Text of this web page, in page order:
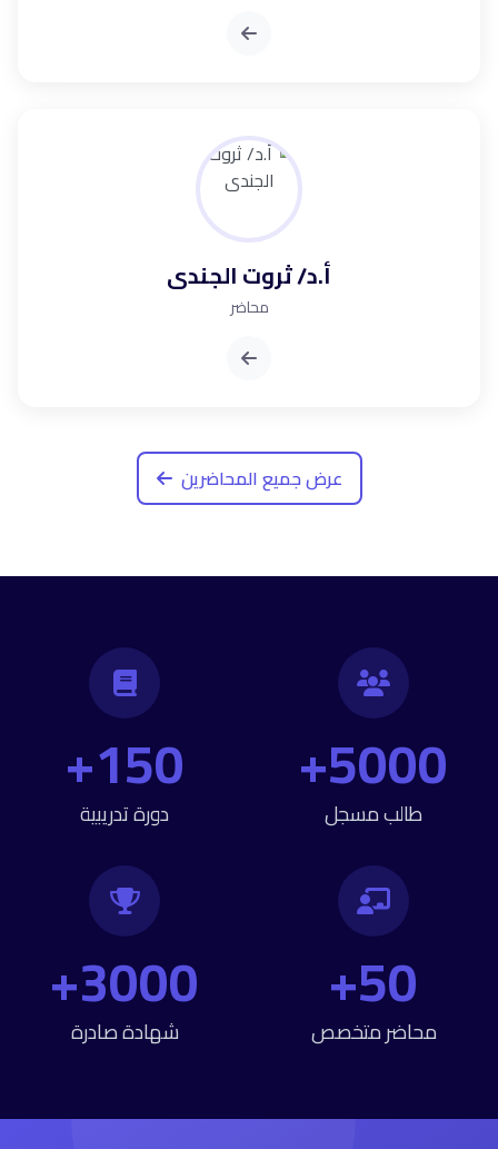
أ.د/ ثروت الجندى
محاضر
عرض جميع المحاضرين
5000+
طالب مسجل
150+
دورة تدريبية
50+
محاضر متخصص
3000+
شهادة صادرة